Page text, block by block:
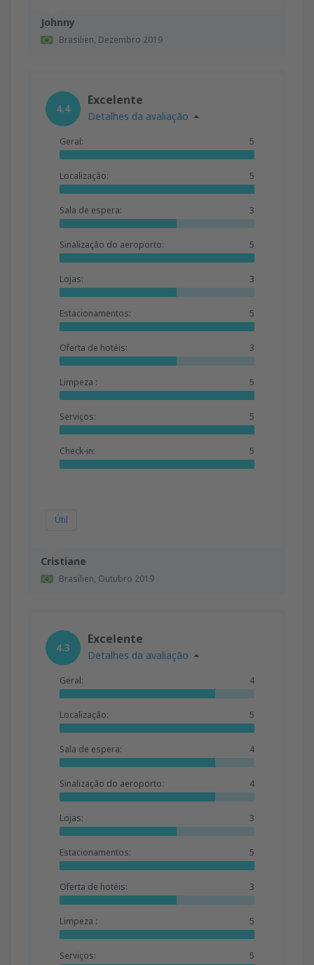
Johnny
Brasilien, Dezembro 2019
Cristiane
Brasilien, Outubro 2019
4.4
Excelente
Detalhes da avaliação
Geral: 5
Localização: 5
Sala de espera: 3
Sinalização do aeroporto: 5
Lojas: 3
Estacionamentos: 5
Oferta de hotéis: 3
Limpeza : 5
Serviços: 5
Check-in: 5
Útil
4.3
Excelente
Detalhes da avaliação
Geral: 4
Localização: 5
Sala de espera: 4
Sinalização do aeroporto: 4
Lojas: 3
Estacionamentos: 5
Oferta de hotéis: 3
Limpeza : 5
Serviços: 5